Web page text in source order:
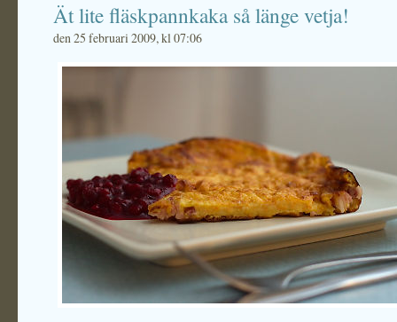
Ät lite fläskpannkaka så länge vetja!
den 25 februari 2009, kl 07:06